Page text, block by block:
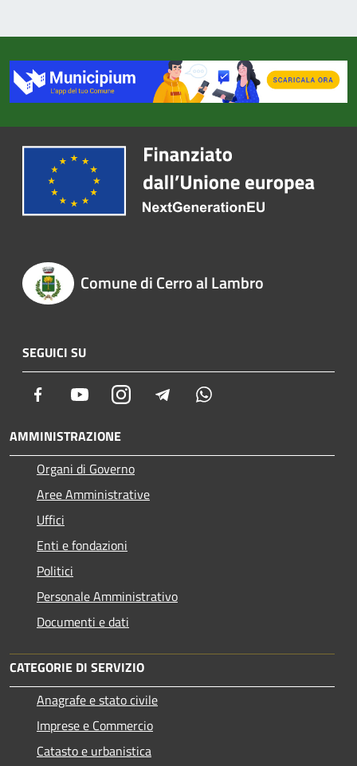
Comune di Cerro al Lambro
SEGUICI SU
Facebook YoutubeInstagram Telegram
AMMINISTRAZIONE
Organi di Governo
Aree Amministrative
Uffici
Enti e fondazioni
Politici
Personale Amministrativo
Documenti e dati
CATEGORIE DI SERVIZIO
Anagrafe e stato civile
Imprese e Commercio
Catasto e urbanistica